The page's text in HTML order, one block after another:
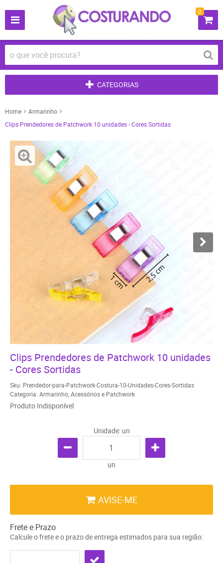
0
CATEGORIAS
Home
Armarinho
Clips Prendedores de Patchwork 10 unidades - Cores Sortidas
Clips Prendedores de Patchwork 10 unidades
- Cores Sortidas
Sku: Prendedor-para-Patchwork-Costura-10-Unidades-Cores-Sortidas
Categoria: Armarinho Acessórios e Patchwork
Produto Indisponível
Unidade: un
un
AVISE-ME
Frete e Prazo
Calcule o frete e o prazo de entrega estimados para sua região: